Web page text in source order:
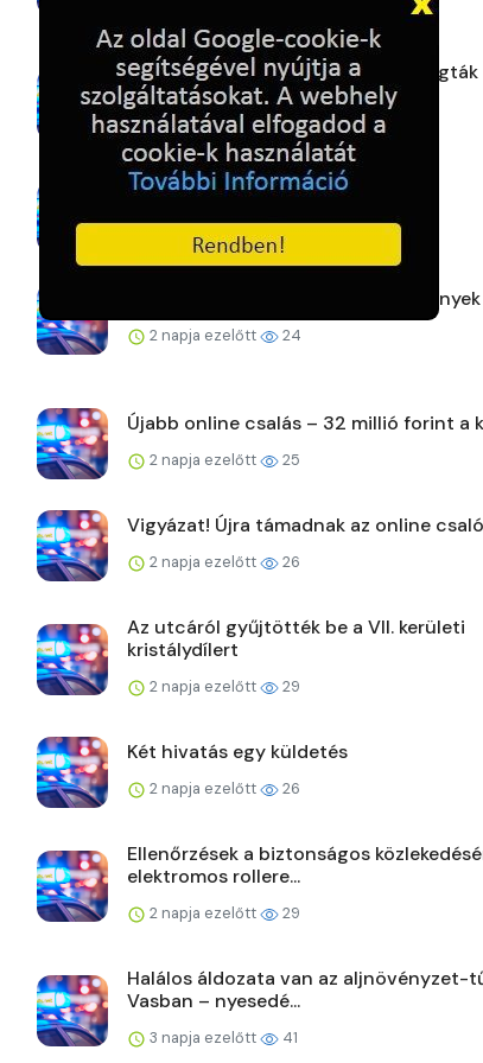
Eltakarította a telefonokat, de elfogták
rendőrök
2 napja ezelőtt 23
Karcagi mérleg
2 napja ezelőtt 22
Hasznos tudás, felejthetetlen élmények
2 napja ezelőtt 24
Újabb online csalás – 32 millió forint a
2 napja ezelőtt 25
Vigyázat! Újra támadnak az online
2 napja ezelőtt 26
Az utcáról gyűjtötték be a VII. kerületi
kristálydílert
2 napja ezelőtt 29
Két hivatás egy küldetés
2 napja ezelőtt 26
Ellenőrzések a biztonságos
elektromos rollere...
2 napja ezelőtt 29
Halálos áldozata van az aljnövényzet-
Vasban – nyesedé...
3 napja ezelőtt 41